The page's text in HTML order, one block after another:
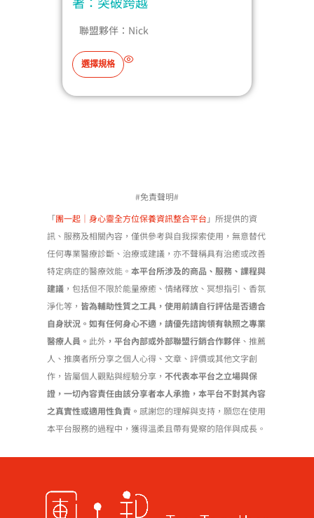
聯盟夥伴： Nick
選擇規格
此
品
。
可
在
產
品
頁
面
選
擇
選
項
#免責聲明#
「團一起｜身心靈全方位保養資訊整合平台 」所提供的資
訊、服務及相關內容，僅供參考與自我探索使用，無意替代
任何專業醫療診斷、治療或建議，亦不聲稱具有治癒或改善
特定病症的醫療效能。本平台所涉及的商品、服務、課程與
建議 ，包括但不限於能量療癒、情緒釋放、冥想指引、香氛
淨化等， 皆為輔助性質之工具，使用前請自行評估是否適合
自身狀況。如有任何身心不適，請優先諮詢領有執照之專業
醫療人員。 此外 ，平台內部或外部聯盟行銷合作夥伴 、推薦
人、推廣者所分享之個人心得、文章、評價或其他文字創
作，皆屬個人觀點與經驗分享，不代表本平台之立場與保
證，一切內容責任由該分享者本人承擔，本平台不對其內容
之真實性或適用性負責。 感謝您的理解與支持，願您在使用
本平台服務的過程中，獲得溫柔且帶有覺察的陪伴與成長。